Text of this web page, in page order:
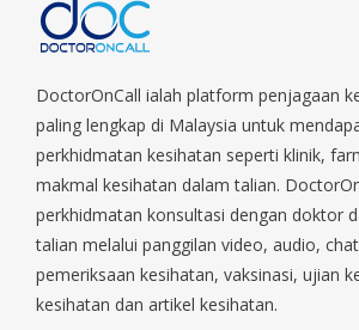
Parade, Marina, Macpherson, Mandai,
Orchard, Pasir Ris, Punggol, Potong Pasir,
Sengkang, Serangoon, Serangoon Rd,
Payoh, Tanjong Pagar, Telok Blangah,
Tengah, Upper East Coast, Upper Bukit
Woodlands, West Coast, Yishun, Yio Chu
DoctorOnCall ialah platform penjagaan
paling lengkap di Malaysia untuk
perkhidmatan kesihatan seperti klinik,
makmal kesihatan dalam talian.
perkhidmatan konsultasi dengan doktor
talian melalui panggilan video, audio,
pemeriksaan kesihatan, vaksinasi, ujian
kesihatan dan artikel kesihatan.